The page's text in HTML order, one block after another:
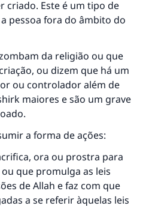
criado. Este é um tipo de
pessoa fora do âmbito do
da religião ou que
ou dizem que há um
ou controlador além de
maiores e são um grave
a forma de ações:
ora ou prostra para
que promulga as leis
de Allah e faz com que
a se referir àquelas leis